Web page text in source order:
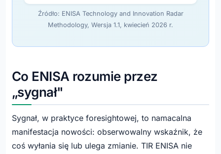
Źródło: ENISA Technology and Innovation Radar
Methodology, Wersja 1.1, kwiecień 2026 r.
Co ENISA rozumie przez
„sygnał"
Sygnał, w praktyce foresightowej, to namacalna
manifestacja nowości: obserwowalny wskaźnik, że
coś wyłania się lub ulega zmianie. TIR ENISA nie